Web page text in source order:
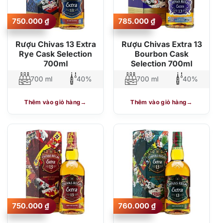
Rượu Chivas 13 Extra
Rye Cask Selection
700ml
750.000 ₫
700 ml 40%
Thêm vào giỏ hàng
Rượu Chivas Extra 13
Bourbon Cask
Selection 700ml
785.000 ₫
700 ml 40%
Thêm vào giỏ hàng
750.000 ₫ 760.000 ₫